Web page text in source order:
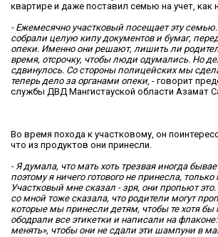
квартире и даже поставил семью на учет, как
- Ежемесячно участковый посещает эту
собрали целую кипу документов и бумаг,
опеки. Именно они решают, лишить ли
время, отсрочку, чтобы люди одумались. Но
сдвинулось. Со стороны полицейских мы
теперь дело за органами опеки, - говорит
службы ДВД Мангистауской области Азамат
Во время похода к участковому, он
что из продуктов они принесли.
- Я думала, что мать хоть трезвая иногда
поэтому я ничего готового не принесла,
Участковый мне сказал - зря, они пропьют это.
со мной тоже сказала, что родители могут
которые мы принесли детям, чтобы те хотя
ободрали все этикетки и написали на
менять», чтобы они не сдали эти шампуни в